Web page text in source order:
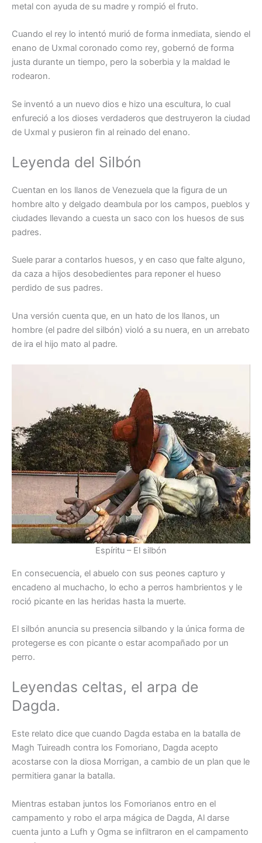
metal con ayuda de su madre y rompió el fruto.
Cuando el rey lo intentó murió de forma inmediata, siendo el
enano de Uxmal coronado como rey, gobernó de forma
justa durante un tiempo, pero la soberbia y la maldad le
rodearon.
Se inventó a un nuevo dios e hizo una escultura, lo cual
enfureció a los dioses verdaderos que destruyeron la ciudad
de Uxmal y pusieron fin al reinado del enano.
Leyenda del Silbón
Cuentan en los llanos de Venezuela que la figura de un
hombre alto y delgado deambula por los campos, pueblos y
ciudades llevando a cuesta un saco con los huesos de sus
padres.
Suele parar a contarlos huesos, y en caso que falte alguno,
da caza a hijos desobedientes para reponer el hueso
perdido de sus padres.
Una versión cuenta que, en un hato de los llanos, un
hombre (el padre del silbón) violó a su nuera, en un arrebato
de ira el hijo mato al padre.
Espíritu – El silbón
En consecuencia, el abuelo con sus peones capturo y
encadeno al muchacho, lo echo a perros hambrientos y le
roció picante en las heridas hasta la muerte.
El silbón anuncia su presencia silbando y la única forma de
protegerse es con picante o estar acompañado por un
perro.
Leyendas celtas, el arpa de
Dagda.
Este relato dice que cuando Dagda estaba en la batalla de
Magh Tuireadh contra los Fomoriano, Dagda acepto
acostarse con la diosa Morrigan, a cambio de un plan que le
permitiera ganar la batalla.
Mientras estaban juntos los Fomorianos entro en el
campamento y robo el arpa mágica de Dagda, Al darse
cuenta junto a Lufh y Ogma se infiltraron en el campamento